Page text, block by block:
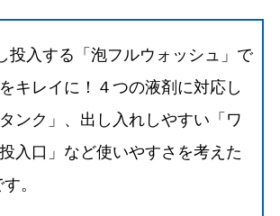
投入する「泡フルウォッシュ」で
キレイに！４つの液剤に対応し
ンク」、出し入れしやすい「ワ
入口」など使いやすさを考えた
。